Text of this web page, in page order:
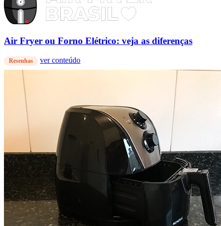
Air Fryer ou Forno Elétrico: veja as diferenças
Resenhas ver conteúdo